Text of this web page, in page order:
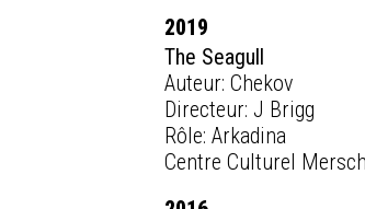
2019
The Seagull
Auteur: Chekov
Directeur: J Brigg
Rôle: Arkadina
Centre Culturel Mersch